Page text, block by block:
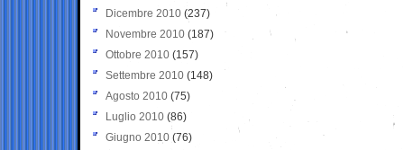
Dicembre 2010 (237)
Novembre 2010 (187)
Ottobre 2010 (157)
Settembre 2010 (148)
Agosto 2010 (75)
Luglio 2010 (86)
Giugno 2010 (76)